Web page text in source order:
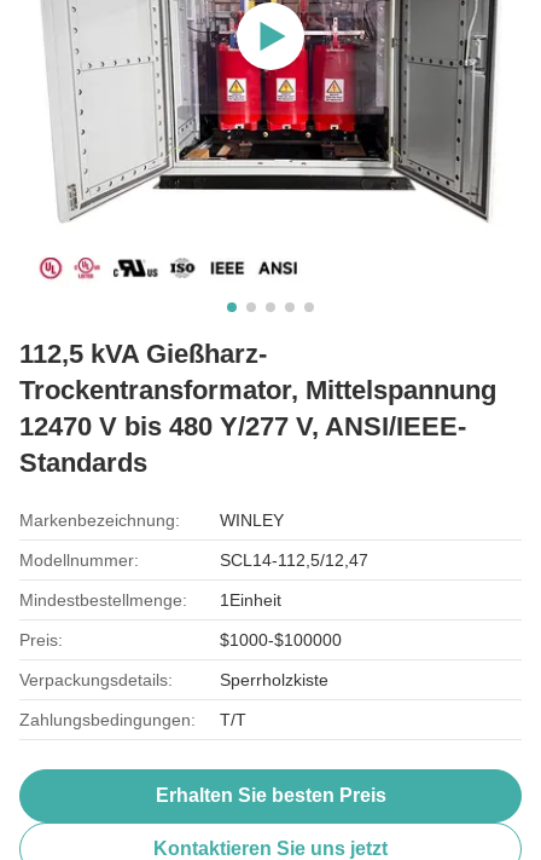
112,5 kVA Gießharz-
Trockentransformator, Mittelspannung
12470 V bis 480 Y/277 V, ANSI/IEEE-
Standards
Markenbezeichnung: WINLEY
Modellnummer: SCL14-112,5/12,47
Mindestbestellmenge: 1Einheit
Preis: $1000-$100000
Verpackungsdetails: Sperrholzkiste
Zahlungsbedingungen: T/T
Erhalten Sie besten Preis
Kontaktieren Sie uns jetzt